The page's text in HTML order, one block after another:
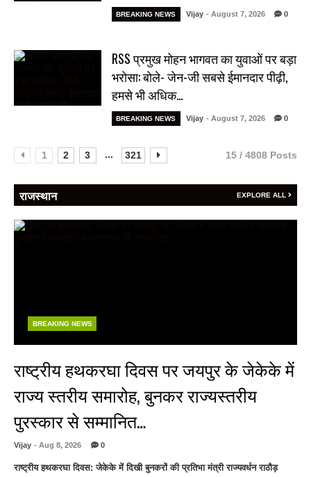
BREAKING NEWS Vijay - August 7, 2026 0
RSS प्रमुख मोहन भागवत का युवाओं पर बड़ा
भरोसा: बोले- जेन-जी सबसे ईमानदार पीढ़ी,
हमसे भी अधिक…
BREAKING NEWS Vijay - August 7, 2026 0
1 2 3 ... 321 15 / 4808 Posts
राजस्थान EXPLORE ALL
BREAKING NEWS
राष्ट्रीय हथकरघा दिवस पर जयपुर के जेकेके में
राज्य स्तरीय समारोह, बुनकर राज्यस्तरीय
पुरस्कार से सम्मानित…
Vijay - Aug 8, 2026 0
राष्ट्रीय हथकरघा दिवस: जेकेके में दिखी बुनकरों की प्रतिभा मंत्री राज्यवर्धन राठौड़